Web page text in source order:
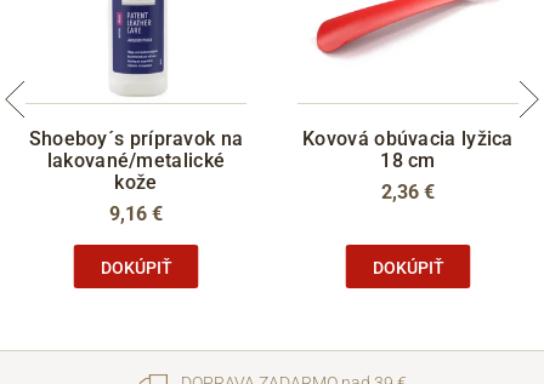
Shoeboy´s prípravok na
lakované/metalické
kože
9,16 €
DOKÚPIŤ
Kovová obúvacia lyžica
18 cm
2,36 €
DOKÚPIŤ